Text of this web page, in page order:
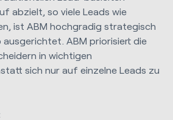
abzielt, so viele Leads wie
ist ABM hochgradig strategisch
ABM priorisiert die
in wichtigen
sich nur auf einzelne Leads zu